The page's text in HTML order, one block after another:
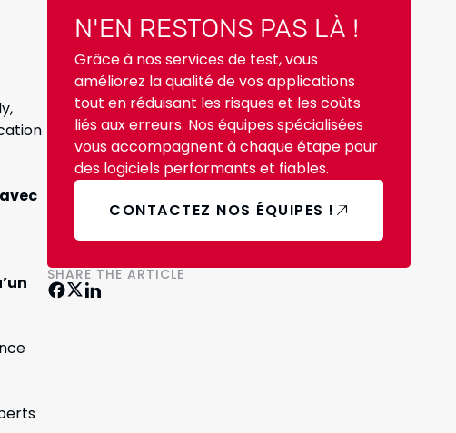
N'EN RESTONS PAS LÀ !
Grâce à nos services de test, vous
améliorez la qualité de vos applications
tout en réduisant les risques et les coûts
liés aux erreurs. Nos équipes spécialisées
vous accompagnent à chaque étape pour
des logiciels performants et fiables.
CONTACTEZ NOS ÉQUIPES !
SHARE THE ARTICLE